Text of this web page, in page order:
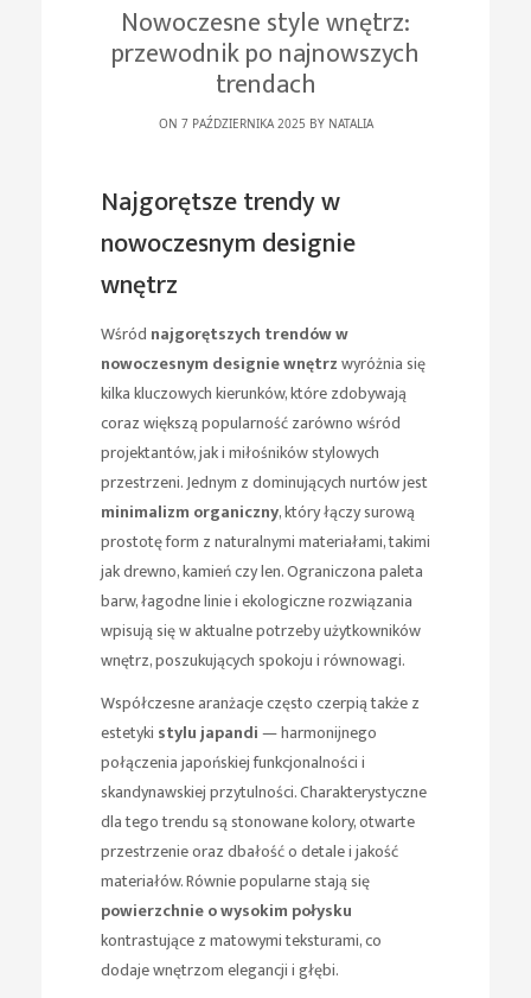
Nowoczesne style wnętrz:
przewodnik po najnowszych
trendach
ON 7 PAŹDZIERNIKA 2025 BY NATALIA
Najgorętsze trendy w
nowoczesnym designie
wnętrz
Wśród najgorętszych trendów w
nowoczesnym designie wnętrzwyróżnia się
kilka kluczowych kierunków, które zdobywają
coraz większą popularność zarówno wśród
projektantów, jak i miłośników stylowych
przestrzeni. Jednym z dominujących nurtów jest
minimalizm organiczny, który łączy surową
prostotę form z naturalnymi materiałami, takimi
jak drewno, kamień czy len. Ograniczona paleta
barw, łagodne linie i ekologiczne rozwiązania
wpisują się w aktualne potrzeby użytkowników
wnętrz, poszukujących spokoju i równowagi.
Współczesne aranżacje często czerpią także z
estetyki stylu japandi— harmonijnego
połączenia japońskiej funkcjonalności i
skandynawskiej przytulności. Charakterystyczne
dla tego trendu są stonowane kolory, otwarte
przestrzenie oraz dbałość o detale i jakość
materiałów. Równie popularne stają się
powierzchnie o wysokim połysku
kontrastujące z matowymi teksturami, co
dodaje wnętrzom elegancji i głębi.